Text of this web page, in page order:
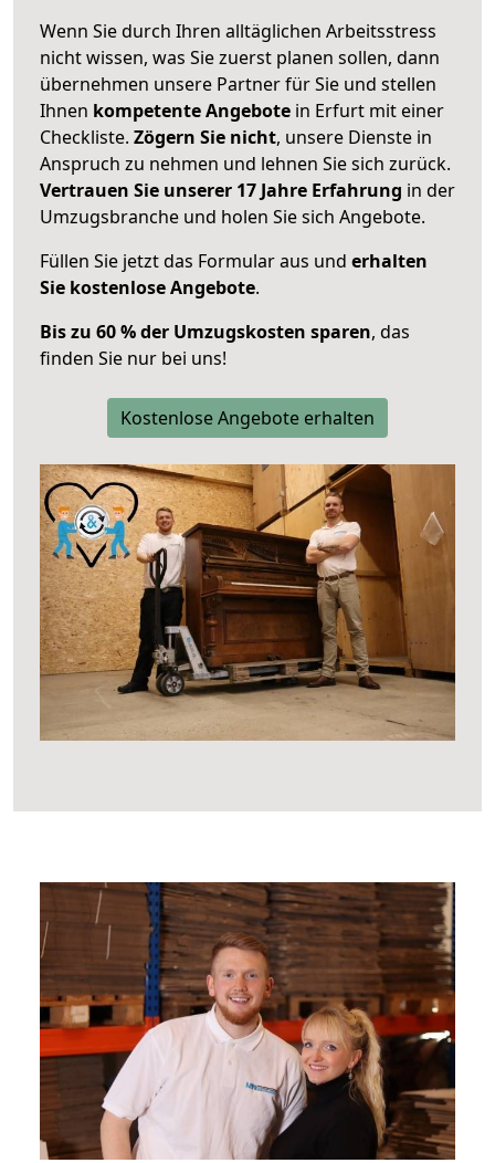
Wenn Sie durch Ihren alltäglichen Arbeitsstress
nicht wissen, was Sie zuerst planen sollen, dann
übernehmen unsere Partner für Sie und stellen
Ihnen kompetente Angebote in Erfurt mit einer
Checkliste. Zögern Sie nicht, unsere Dienste in
Anspruch zu nehmen und lehnen Sie sich zurück.
Vertrauen Sie unserer 17 Jahre Erfahrung in der
Umzugsbranche und holen Sie sich Angebote.
Füllen Sie jetzt das Formular aus und erhalten
Sie kostenlose Angebote.
Bis zu 60 % der Umzugskosten sparen, das
finden Sie nur bei uns!
Kostenlose Angebote erhalten